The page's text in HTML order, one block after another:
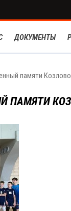
ДОКУМЕНТЫ
памяти
ПАМЯТИ